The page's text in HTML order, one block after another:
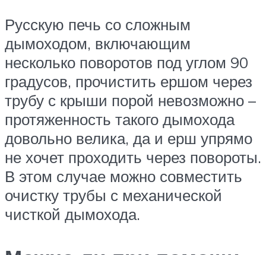
Русскую печь со сложным
дымоходом, включающим
несколько поворотов под углом 90
градусов, прочистить ершом через
трубу с крыши порой невозможно –
протяженность такого дымохода
довольно велика, да и ерш упрямо
не хочет проходить через повороты.
В этом случае можно совместить
очистку трубы с механической
чисткой дымохода.